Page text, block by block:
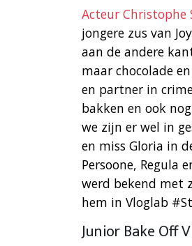
Acteur Christophe
jongere zus van
aan de andere
maar chocolade
en partner in
bakken en ook
we zijn er wel in
en miss Gloria in
Persoone, Regula
werd bekend met
hem in Vloglab
Junior Bake Off